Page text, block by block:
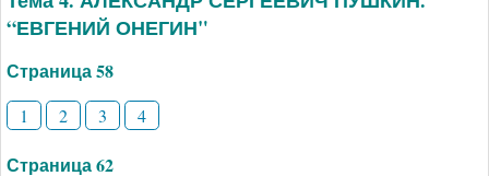
“ЕВГЕНИЙ ОНЕГИН"
Страница 58
1 2 3 4
Страница 62